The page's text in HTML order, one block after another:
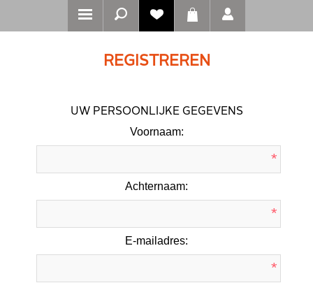
REGISTREREN
UW PERSOONLIJKE GEGEVENS
Voornaam:
*
Achternaam:
*
E-mailadres:
*